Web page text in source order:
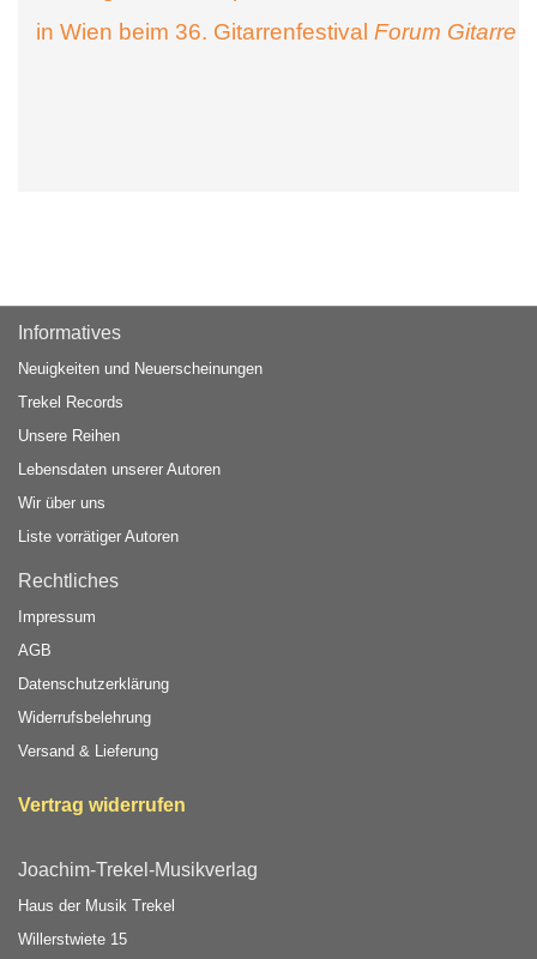
in Wien beim 36. Gitarrenfestival Forum Gitarre
Informatives
Neuigkeiten und Neuerscheinungen
Trekel Records
Unsere Reihen
Lebensdaten unserer Autoren
Wir über uns
Liste vorrätiger Autoren
Rechtliches
Impressum
AGB
Datenschutzerklärung
Widerrufsbelehrung
Versand & Lieferung
Vertrag widerrufen
Joachim-Trekel-Musikverlag
Haus der Musik Trekel
Willerstwiete 15